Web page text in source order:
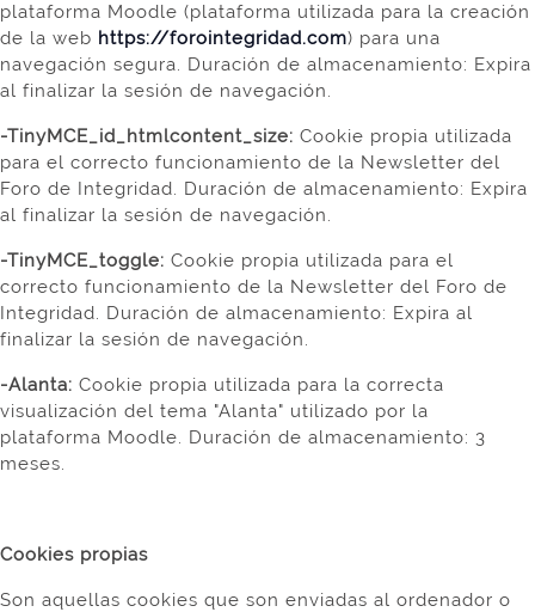
plataforma Moodle (plataforma utilizada para la creación
de la web https://forointegridad.com) para una
navegación segura. Duración de almacenamiento: Expira
al finalizar la sesión de navegación.
-TinyMCE_id_htmlcontent_size: Cookie propia utilizada
para el correcto funcionamiento de la Newsletter del
Foro de Integridad. Duración de almacenamiento: Expira
al finalizar la sesión de navegación.
-TinyMCE_toggle: Cookie propia utilizada para el
correcto funcionamiento de la Newsletter del Foro de
Integridad. Duración de almacenamiento: Expira al
finalizar la sesión de navegación.
-Alanta: Cookie propia utilizada para la correcta
visualización del tema "Alanta" utilizado por la
plataforma Moodle. Duración de almacenamiento: 3
meses.
Cookies propias
Son aquellas cookies que son enviadas al ordenador o